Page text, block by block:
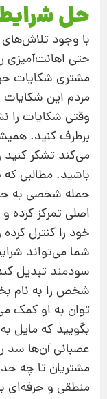
حل
با وجود تلاش‌های
حتی اهانت‌آمیزی
مشتری شکایات
مردم این شکایات
وقتی شکایات را
برطرف کنید.
می‌کند تشکر کنید
باشید. مطالبی
حمله شخصی به
اصلی تمرکز کرده
خود را کنترل
شما می‌تواند
سودمند تبدیل
شخص را به‌ نام
توان به او کمک
بگویید که مایل
عصبانی آن‌ها
مشتریان تا چه
منطقی و حرفه‌ای